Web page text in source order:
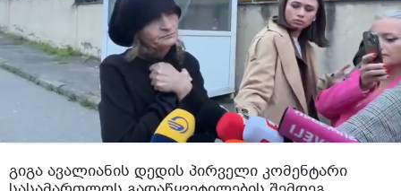
გიგა ავალიანის დედის პირველი კომენტარი